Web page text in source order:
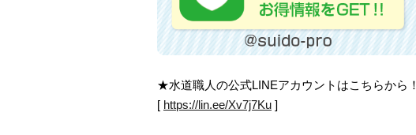
★水道職人の公式LINEアカウントはこちらから！
[ https://lin.ee/Xv7j7Ku ]